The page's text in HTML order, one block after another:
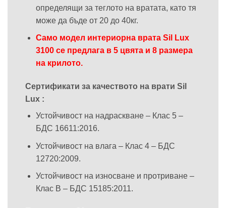
определящи за теглото на вратата, като тя
може да бъде от 20 до 40кг.
Само модел интериорна врата Sil Lux
3100 се предлага в 5 цвята и 8 размера
на крилото.
Сертификати за качеството на врати Sil
Lux :
Устойчивост на надраскване – Клас 5 –
БДС 16611:2016.
Устойчивост на влага – Клас 4 – БДС
12720:2009.
Устойчивост на износване и протриване –
Клас В – БДС 15185:2011.